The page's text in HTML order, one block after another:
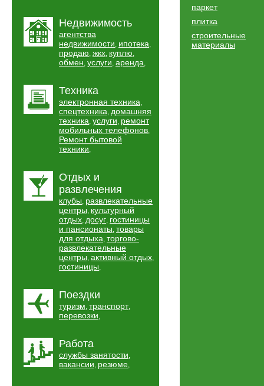
Недвижимость
агентства
недвижимости, ипотека,
продаю, жкх, куплю,
обмен, услуги, аренда,
Техника
электронная техника,
спецтехника, домашняя
техника, услуги, ремонт
мобильных телефонов,
Ремонт бытовой
техники,
Отдых и
развлечения
клубы, развлекательные
центры, культурный
отдых, досуг, гостиницы
и пансионаты, товары
для отдыха, торгово-
развлекательные
центры, активный отдых,
гостиницы,
Поездки
туризм, транспорт,
перевозки,
Работа
службы занятости,
вакансии, резюме,
паркет
плитка
строительные
материалы